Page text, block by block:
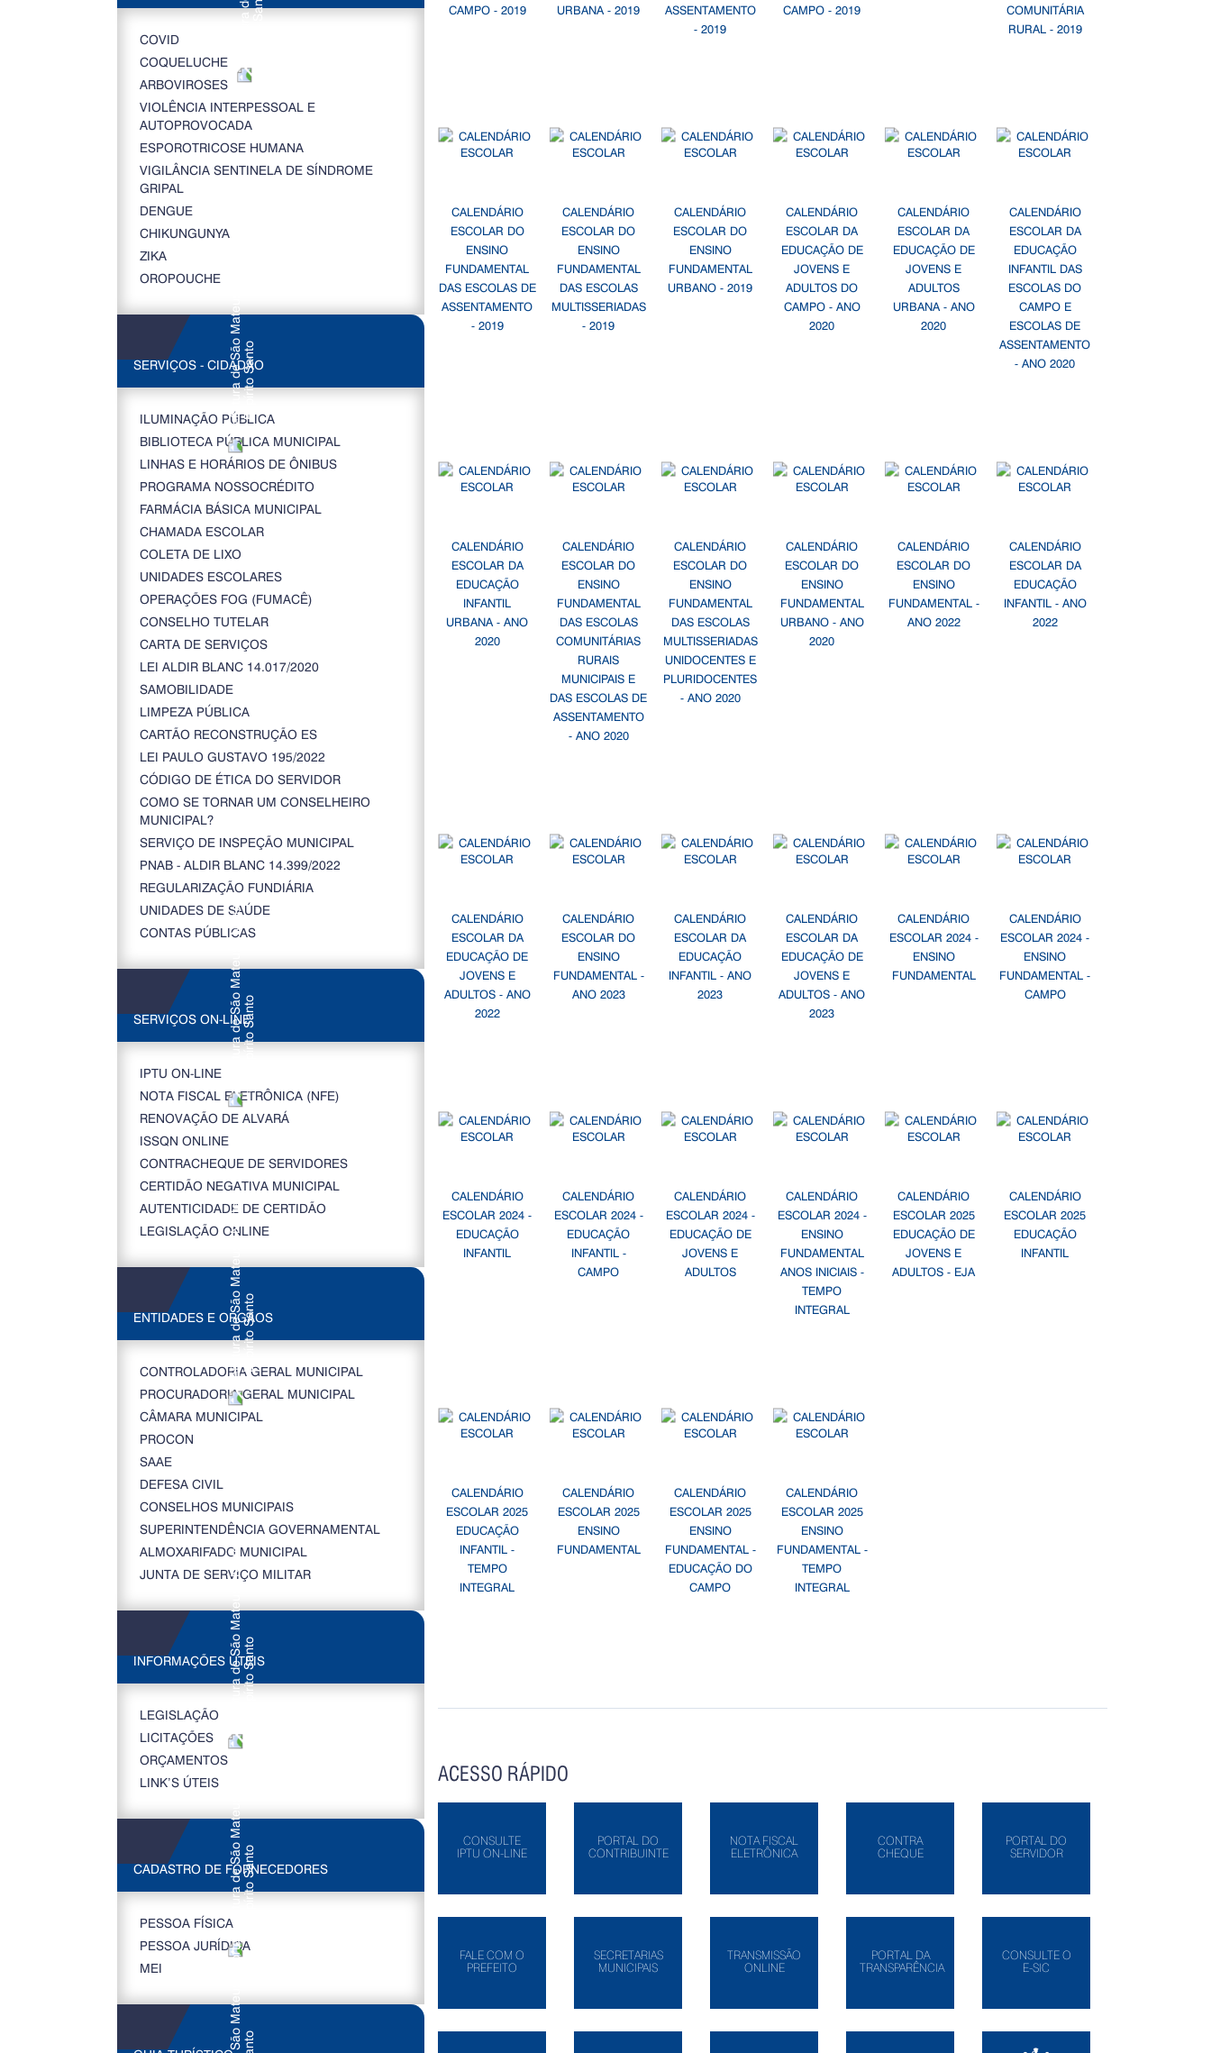
COVID
COQUELUCHE
ARBOVIROSES
VIOLÊNCIA INTERPESSOAL E
AUTOPROVOCADA
ESPOROTRICOSE HUMANA
VIGILÂNCIA SENTINELA DE SÍNDROME
GRIPAL
DENGUE
CHIKUNGUNYA
ZIKA
OROPOUCHE
SERVIÇOS - CIDADÃO
ILUMINAÇÃO PÚBLICA
BIBLIOTECA PÚBLICA MUNICIPAL
LINHAS E HORÁRIOS DE ÔNIBUS
PROGRAMA NOSSOCRÉDITO
FARMÁCIA BÁSICA MUNICIPAL
CHAMADA ESCOLAR
COLETA DE LIXO
UNIDADES ESCOLARES
OPERAÇÕES FOG (FUMACÊ)
CONSELHO TUTELAR
CARTA DE SERVIÇOS
LEI ALDIR BLANC 14.017/2020
SAMOBILIDADE
LIMPEZA PÚBLICA
CARTÃO RECONSTRUÇÃO ES
LEI PAULO GUSTAVO 195/2022
CÓDIGO DE ÉTICA DO SERVIDOR
COMO SE TORNAR UM CONSELHEIRO
MUNICIPAL?
SERVIÇO DE INSPEÇÃO MUNICIPAL
PNAB - ALDIR BLANC 14.399/2022
REGULARIZAÇÃO FUNDIÁRIA
UNIDADES DE SAÚDE
CONTAS PÚBLICAS
SERVIÇOS ON-LINE
IPTU ON-LINE
NOTA FISCAL ELETRÔNICA (NFE)
RENOVAÇÃO DE ALVARÁ
ISSQN ONLINE
CONTRACHEQUE DE SERVIDORES
CERTIDÃO NEGATIVA MUNICIPAL
AUTENTICIDADE DE CERTIDÃO
LEGISLAÇÃO ONLINE
ENTIDADES E ORGÃOS
CONTROLADORIA GERAL MUNICIPAL
PROCURADORIA GERAL MUNICIPAL
CÂMARA MUNICIPAL
PROCON
SAAE
DEFESA CIVIL
CONSELHOS MUNICIPAIS
SUPERINTENDÊNCIA GOVERNAMENTAL
ALMOXARIFADO MUNICIPAL
JUNTA DE SERVIÇO MILITAR
INFORMAÇÕES ÚTEIS
LEGISLAÇÃO
LICITAÇÕES
ORÇAMENTOS
LINK’S ÚTEIS
CADASTRO DE FORNECEDORES
PESSOA FÍSICA
PESSOA JURÍDICA
MEI
CAMPO - 2019
URBANA - 2019
ASSENTAMENTO
- 2019
CAMPO - 2019
COMUNITÁRIA
RURAL - 2019
CALENDÁRIO
ESCOLAR DO
ENSINO
FUNDAMENTAL
DAS ESCOLAS DE
ASSENTAMENTO
- 2019
CALENDÁRIO
ESCOLAR DO
ENSINO
FUNDAMENTAL
DAS ESCOLAS
MULTISSERIADAS
- 2019
CALENDÁRIO
ESCOLAR DO
ENSINO
FUNDAMENTAL
URBANO - 2019
CALENDÁRIO
ESCOLAR DA
EDUCAÇÃO DE
JOVENS E
ADULTOS DO
CAMPO - ANO
2020
CALENDÁRIO
ESCOLAR DA
EDUCAÇÃO DE
JOVENS E
ADULTOS
URBANA - ANO
2020
CALENDÁRIO
ESCOLAR DA
EDUCAÇÃO
INFANTIL DAS
ESCOLAS DO
CAMPO E
ESCOLAS DE
ASSENTAMENTO
- ANO 2020
CALENDÁRIO
ESCOLAR DA
EDUCAÇÃO
INFANTIL
URBANA - ANO
2020
CALENDÁRIO
ESCOLAR DO
ENSINO
FUNDAMENTAL
DAS ESCOLAS
COMUNITÁRIAS
RURAIS
MUNICIPAIS E
DAS ESCOLAS DE
ASSENTAMENTO
- ANO 2020
CALENDÁRIO
ESCOLAR DO
ENSINO
FUNDAMENTAL
DAS ESCOLAS
MULTISSERIADAS
UNIDOCENTES E
PLURIDOCENTES
- ANO 2020
CALENDÁRIO
ESCOLAR DO
ENSINO
FUNDAMENTAL
URBANO - ANO
2020
CALENDÁRIO
ESCOLAR DO
ENSINO
FUNDAMENTAL -
ANO 2022
CALENDÁRIO
ESCOLAR DA
EDUCAÇÃO
INFANTIL - ANO
2022
CALENDÁRIO
ESCOLAR DA
EDUCAÇÃO DE
JOVENS E
ADULTOS - ANO
2022
CALENDÁRIO
ESCOLAR DO
ENSINO
FUNDAMENTAL -
ANO 2023
CALENDÁRIO
ESCOLAR DA
EDUCAÇÃO
INFANTIL - ANO
2023
CALENDÁRIO
ESCOLAR DA
EDUCAÇÃO DE
JOVENS E
ADULTOS - ANO
2023
CALENDÁRIO
ESCOLAR 2024 -
ENSINO
FUNDAMENTAL
CALENDÁRIO
ESCOLAR 2024 -
ENSINO
FUNDAMENTAL -
CAMPO
CALENDÁRIO
ESCOLAR 2024 -
EDUCAÇÃO
INFANTIL
CALENDÁRIO
ESCOLAR 2024 -
EDUCAÇÃO
INFANTIL -
CAMPO
CALENDÁRIO
ESCOLAR 2024 -
EDUCAÇÃO DE
JOVENS E
ADULTOS
CALENDÁRIO
ESCOLAR 2024 -
ENSINO
FUNDAMENTAL
ANOS INICIAIS -
TEMPO
INTEGRAL
CALENDÁRIO
ESCOLAR 2025
EDUCAÇÃO DE
JOVENS E
ADULTOS - EJA
CALENDÁRIO
ESCOLAR 2025
EDUCAÇÃO
INFANTIL
CALENDÁRIO
ESCOLAR 2025
EDUCAÇÃO
INFANTIL -
TEMPO
INTEGRAL
CALENDÁRIO
ESCOLAR 2025
ENSINO
FUNDAMENTAL
CALENDÁRIO
ESCOLAR 2025
ENSINO
FUNDAMENTAL -
EDUCAÇÃO DO
CAMPO
CALENDÁRIO
ESCOLAR 2025
ENSINO
FUNDAMENTAL -
TEMPO
INTEGRAL
ACESSO RÁPIDO
CONSULTE
IPTU ON-LINE
PORTAL DO
CONTRIBUINTE
NOTA FISCAL
ELETRÔNICA
CONTRA
CHEQUE
PORTAL DO
SERVIDOR
FALE COM O
PREFEITO
SECRETARIAS
MUNICIPAIS
TRANSMISSÃO
ONLINE
PORTAL DA
TRANSPARÊNCIA
CONSULTE O
E-SIC